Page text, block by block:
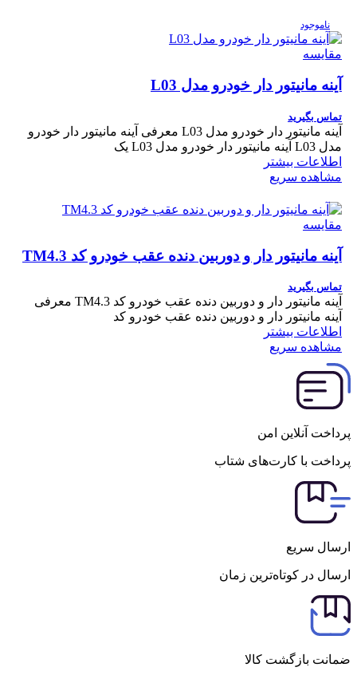
ناموجود
مقایسه
آینه مانیتور دار خودرو مدل L03
تماس بگیرید
آینه مانیتور دار خودرو مدل L03 معرفی آینه مانیتور دار خودرو
مدل L03 آینه مانیتور دار خودرو مدل L03 یک
اطلاعات بیشتر
مشاهده سریع
مقایسه
آینه مانیتور دار و دوربین دنده عقب خودرو کد TM4.3
تماس بگیرید
آینه مانیتور دار و دوربین دنده عقب خودرو کد TM4.3 معرفی
آینه مانیتور دار و دوربین دنده عقب خودرو کد
اطلاعات بیشتر
مشاهده سریع
پرداخت آنلاین امن
پرداخت با کارت‌های شتاب
ارسال سریع
ارسال در کوتاه‌ترین زمان
ضمانت بازگشت کالا